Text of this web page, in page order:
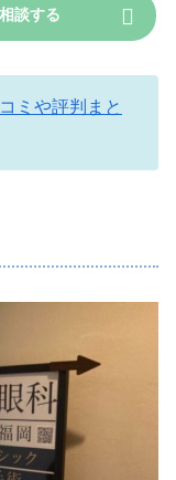
談する
ミや評判まと